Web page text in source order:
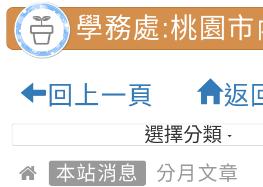
演練」
道安宣導影像素材
字稿及LCD託播影片
檢送行政院新聞傳播
月份公共服務政策溝
檢送本市馬祖新村眷
區《植地有聲》主題
有關本市辦理115年
專注力研習營 「正
緒學習與生命教育(
梯次)」
檢送桃園市政府LED
字稿及LCD託播影片
函轉「2026台東博
海報電子檔及活動介
檢送桃園市政府家庭
學務處:桃園
民小學-優質
回上一頁 返
選擇分類
本站消息
分月文章